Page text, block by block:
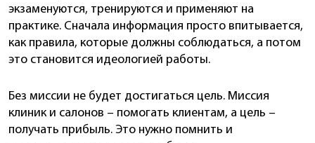
экзаменуются, тренируются и применяют на
практике. Сначала информация просто впитывается,
как правила, которые должны соблюдаться, а потом
это становится идеологией работы.
Без миссии не будет достигаться цель. Миссия
клиник и салонов – помогать клиентам, а цель –
получать прибыль. Это нужно помнить и